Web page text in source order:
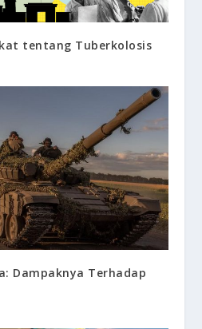
tentang Tuberkolosis
Dampaknya Terhadap